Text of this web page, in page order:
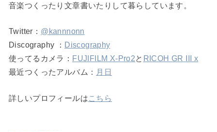
音楽つくったり文章書いたりして暮らしています。
Twitter： @kannnonn
Discography ： Discography
使ってるカメラ： FUJIFILM X-Pro2と RICOH GR III x
最近つくったアルバム： 月日
詳しいプロフィールはこちら